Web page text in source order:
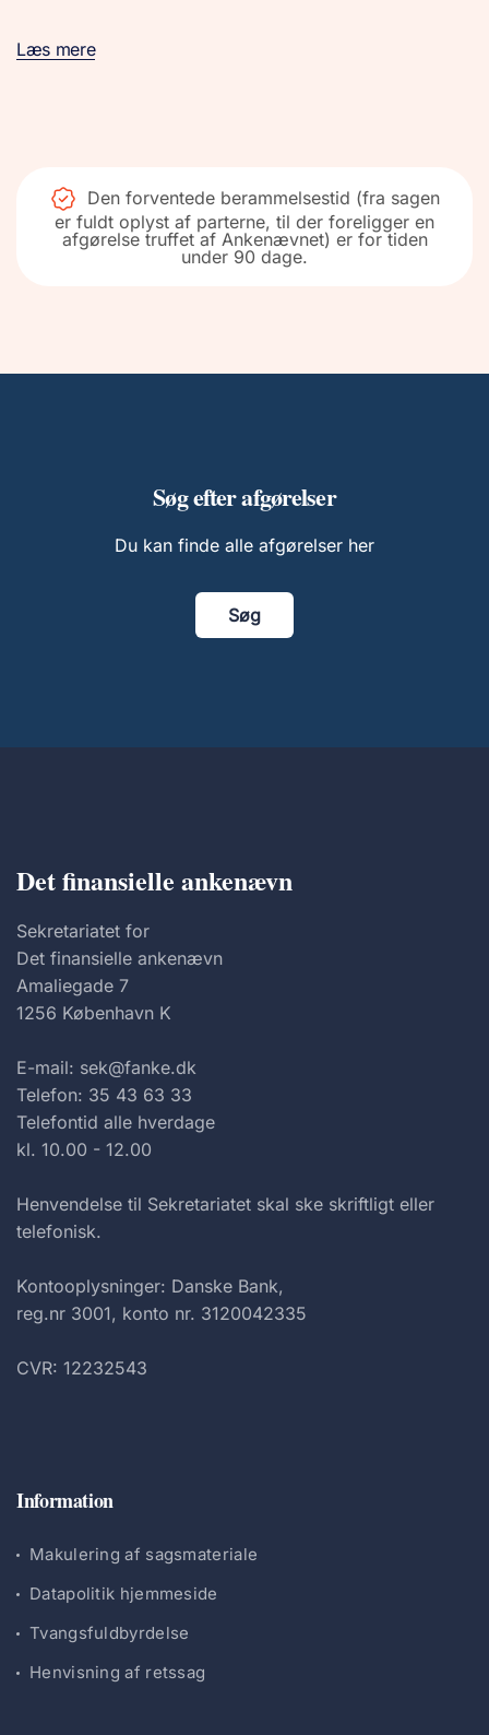
Læs mere
Den forventede berammelsestid (fra sagen
er fuldt oplyst af parterne, til der foreligger en
afgørelse truffet af Ankenævnet) er for tiden
under 90 dage.
Søg efter afgørelser
Du kan finde alle afgørelser her
Søg
Det finansielle ankenævn
Sekretariatet for
Det finansielle ankenævn
Amaliegade 7
1256 København K
E-mail: sek@fanke.dk
Telefon: 35 43 63 33
Telefontid alle hverdage
kl. 10.00 - 12.00
Henvendelse til Sekretariatet skal ske skriftligt eller
telefonisk.
Kontooplysninger: Danske Bank,
reg.nr 3001, konto nr. 3120042335
CVR: 12232543
Information
Makulering af sagsmateriale
Datapolitik hjemmeside
Tvangsfuldbyrdelse
Henvisning af retssag